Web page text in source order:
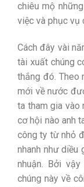
chiêu mộ
việc và phục vụ
Cách đây vài
tài xuất chúng
thắng đó. Theo
mới về nước
ta tham gia vào
cơ hội nào anh
công ty từ nhỏ
nhanh như
nhuận. Bởi
chúng này về